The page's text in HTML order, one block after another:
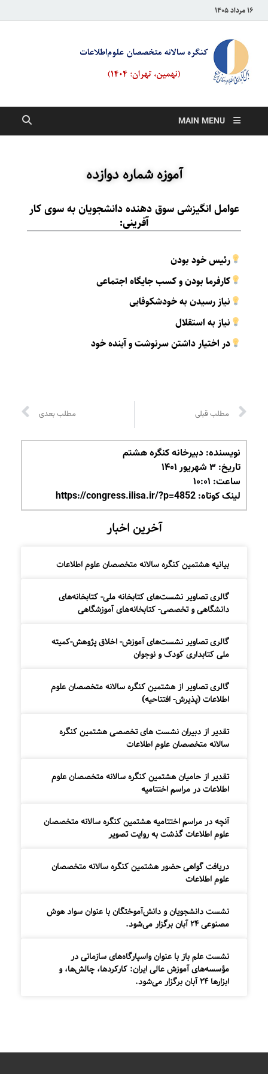
۱۶ مرداد ۱۴۰۵
علوم
MAIN MENU
آموزه شماره دوازده
عوامل انگیزشی سوق دهنده دانشجویان به سوی کار
آفرینی:
رئیس خود بودن
کارفرما بودن و کسب جایگاه اجتماعی
نیاز رسیدن به خودشکوفایی
نیاز به استقلال
در اختیار داشتن سرنوشت و آینده خود
مطلب قبلی مطلب بعدی
نویسنده: دبیرخانه کنگره هشتم
تاریخ: ۳ شهریور ۱۴۰۱
ساعت: ۱۰:۰۱
لینک کوتاه: https://congress.ilisa.ir/?p=4852
آخرین اخبار
بیانیه هشتمین کنگره سالانه متخصصان علوم اطلاعات
گالری تصاویر نشست‌های کتابخانه ملی- کتابخانه‌های
دانشگاهی و تخصصی- کتابخانه‌های آموزشگاهی
گالری تصاویر نشست‌های آموزش- اخلاق پژوهش-کمیته
ملی کتابداری کودک و نوجوان
گالری تصاویر از هشتمین کنگره سالانه متخصصان علوم
اطلاعات (پذیرش- افتتاحیه)
تقدیر از دبیران نشست های تخصصی هشتمین کنگره
سالانه متخصصان علوم اطلاعات
تقدیر از حامیان هشتمین کنگره سالانه متخصصان علوم
اطلاعات در مراسم اختتامیه
آنچه در مراسم اختتامیه هشتمین کنگره سالانه متخصصان
علوم اطلاعات گذشت به روایت تصویر
دریافت گواهی حضور هشتمین کنگره سالانه متخصصان
علوم اطلاعات
نشست دانشجویان و دانش‌آموختگان با عنوان سواد هوش
مصنوعی ۲۴ آبان برگزار می‌شود.
نشست علم باز با عنوان واسپارگاه‌های سازمانی در
مؤسسه‌های آموزش عالی ایران: کارکردها، چالش‌ها، و
ابزارها ۲۴ آبان برگزار می‌شود.